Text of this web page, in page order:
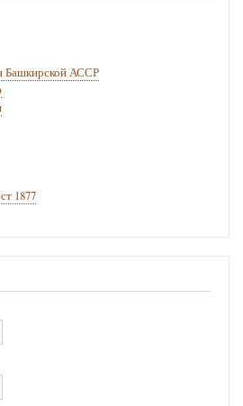
Башкирской АССР
1877